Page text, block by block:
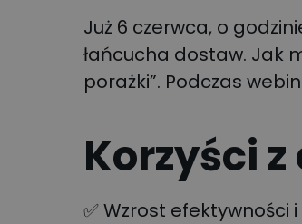
Już 6 czerwca, o
łańcucha dostaw. Jak
porażki”. Podczas
Korzyści
✅ Wzrost